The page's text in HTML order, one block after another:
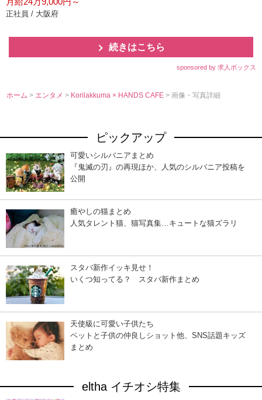
正社員 / 大阪府
続きはこちら
sponsored by 求人ボックス
ホーム > エンタメ> Korilakkuma × HANDS CAFE> 画像・写真詳細
ピックアップ
可愛いシルバニアまとめ
『鬼滅の刃』の再現ほか、人気のシルバニア投稿を
公開
癒やしの猫まとめ
人気タレント猫、猫写真集…キュートな猫ズラリ
スタバ新作イッキ見せ！
いくつ知ってる？ スタバ新作まとめ
天使級に可愛い子供たち
ペットと子供の仲良しショット他、SNS話題キッズ
まとめ
eltha イチオシ特集